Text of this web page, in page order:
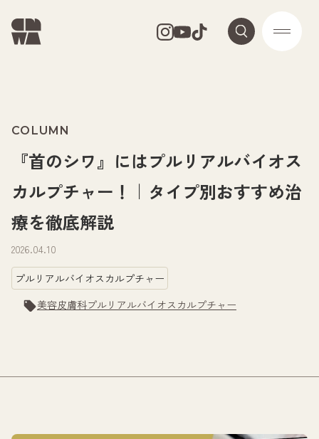
COLUMN
『首のシワ』にはプルリアルバイオス
カルプチャー！｜タイプ別おすすめ治
療を徹底解説
2026.04.10
プルリアルバイオスカルプチャー
美容皮膚科プルリアルバイオスカルプチャー